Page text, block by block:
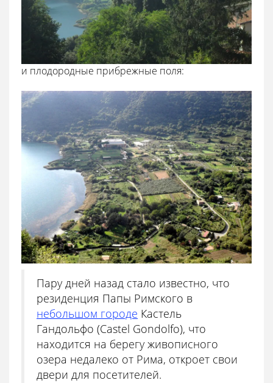
и плодородные прибрежные поля:
Пару дней назад стало известно, что
резиденция Папы Римского в
небольшом городе Кастель
Гандольфо (Castel Gondolfo), что
находится на берегу живописного
озера недалеко от Рима, откроет свои
двери для посетителей.